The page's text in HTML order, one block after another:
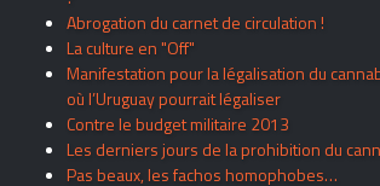
Abrogation du carnet de circulation !
La culture en "Off"
Manifestation pour la légalisation du
où l’Uruguay pourrait légaliser
Contre le budget militaire 2013
Les derniers jours de la prohibition du
Pas beaux, les fachos homophobes…